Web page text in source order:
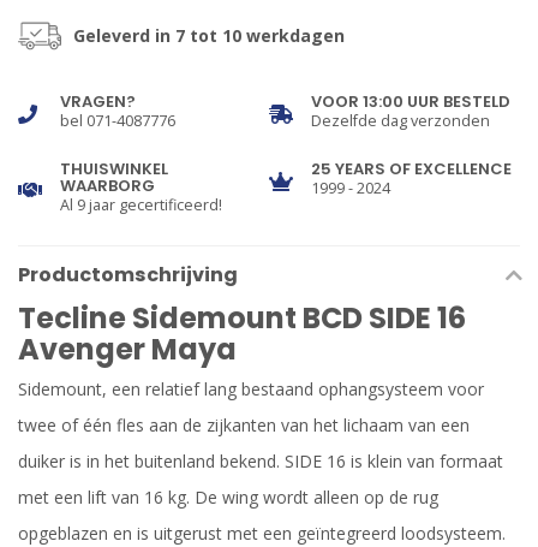
Geleverd in 7 tot 10 werkdagen
VRAGEN?
bel 071-4087776
VOOR 13:00 UUR BESTELD
Dezelfde dag verzonden
THUISWINKEL
WAARBORG
Al 9 jaar gecertificeerd!
25 YEARS OF EXCELLENCE
1999 - 2024
Productomschrijving
Tecline Sidemount BCD SIDE 16
Avenger Maya
Sidemount, een relatief lang bestaand ophangsysteem voor
twee of één fles aan de zijkanten van het lichaam van een
duiker is in het buitenland bekend. SIDE 16 is klein van formaat
met een lift van 16 kg. De wing wordt alleen op de rug
opgeblazen en is uitgerust met een geïntegreerd loodsysteem.